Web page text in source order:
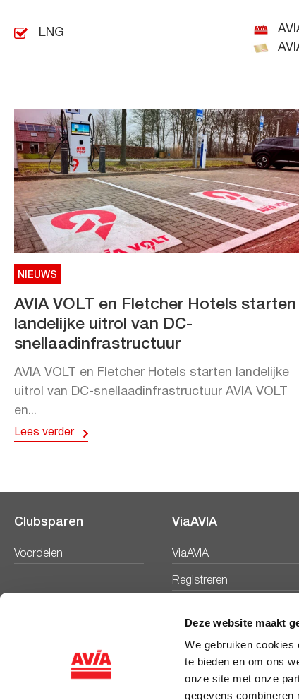
Deze website maakt
We gebruiken cookies
te bieden en om ons
onze site met onze
gegevens combineren
LNG
NIEUWS
AVIA VOLT en Fletcher Hotels starten
landelijke uitrol van DC-
snellaadinfrastructuur
AVIA VOLT en Fletcher Hotels starten landelijke
uitrol van DC-snellaadinfrastructuur AVIA VOLT
en...
Lees verder
Clubsparen
Voordelen
ViaAVIA
ViaAVIA
Registreren